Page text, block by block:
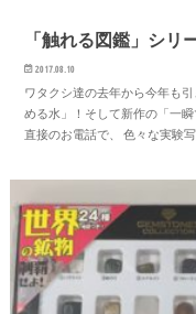
「触れる図鑑」シ
2017.08.10
ワタクシ達の去年から今年も
める水」！そして新作の「一
直接のお電話で、 色々な実験写